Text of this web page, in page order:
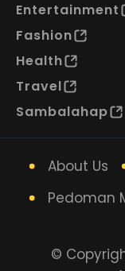
Entertainment
Fashion
Health
Travel
Sambalahap
About Us
Pedoman
©